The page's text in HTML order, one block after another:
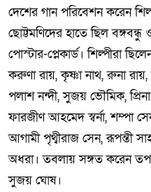
দেশের গান পরিবেশন করেন
ছোট্টমণিদের হাতে ছিল
পোস্টার-প্লেকার্ড। শিল্পীরা
করুণা রায়, কৃষ্ণা নাথ, রুনা
পলাশ নন্দী, সুজয় ভৌমিক,
ফারজীণ আহমেদ স্বর্না, শম্পা
আগামী পৃথ্বীরাজ সেন, রূপন্তী
অধরা। তবলায় সঙ্গত করেন
সুজয় ঘোষ।